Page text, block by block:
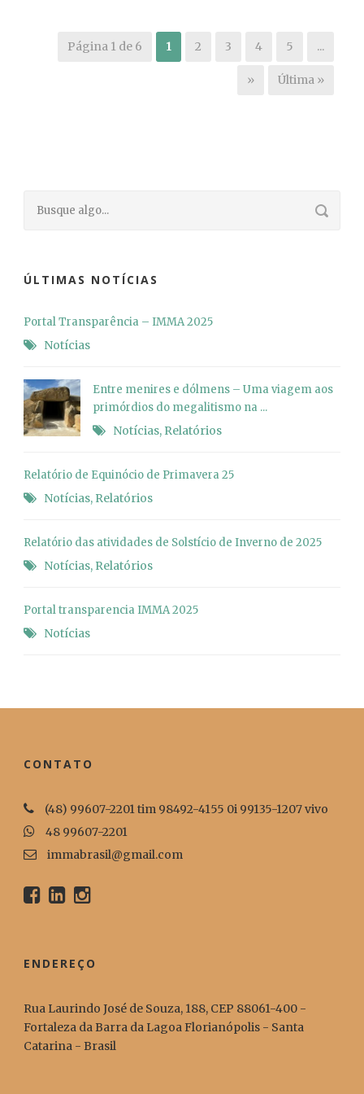
Página 1 de 6 1 2 3 4 5 ...
» Última »
ÚLTIMAS NOTÍCIAS
Portal Transparência – IMMA 2025
Notícias
Entre menires e dólmens – Uma viagem aos
primórdios do megalitismo na ...
Notícias, Relatórios
Relatório de Equinócio de Primavera 25
Notícias, Relatórios
Relatório das atividades de Solstício de Inverno de 2025
Notícias, Relatórios
Portal transparencia IMMA 2025
Notícias
CONTATO
(48) 99607-2201 tim 98492-4155 0i 99135-1207 vivo
48 99607-2201
immabrasil@gmail.com
ENDEREÇO
Rua Laurindo José de Souza, 188, CEP 88061-400 -
Fortaleza da Barra da Lagoa Florianópolis - Santa
Catarina - Brasil